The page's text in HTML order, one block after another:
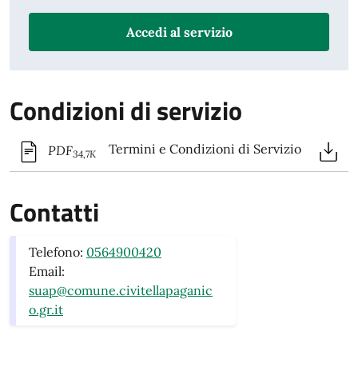
Accedi al servizio
Condizioni di servizio
PDF34,7K Termini e Condizioni di Servizio
Contatti
Telefono: 0564900420
Email:
suap@comune.civitellapaganic
o.gr.it